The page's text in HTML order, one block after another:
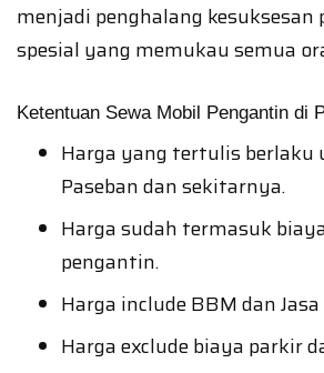
menjadi penghalang
spesial yang memukau semua
Ketentuan Sewa Mobil Pengantin di
Harga yang tertulis
Paseban dan sekitarnya.
Harga sudah termasuk
pengantin.
Harga include BBM dan
Harga exclude biaya parkir